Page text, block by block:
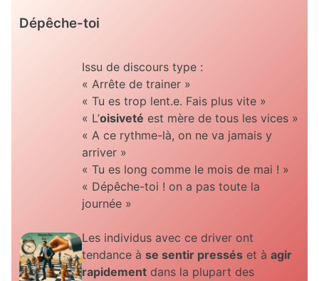
Dépêche-toi
Issu de discours type :
« Arrête de trainer »
« Tu es trop lent.e. Fais plus vite »
« L’oisiveté est mère de tous les vices »
« A ce rythme-là, on ne va jamais y
arriver »
« Tu es long comme le mois de mai ! »
« Dépêche-toi ! on a pas toute la
journée »
Les individus avec ce driver ont
tendance à se sentir presséset à agir
rapidementdans la plupart des